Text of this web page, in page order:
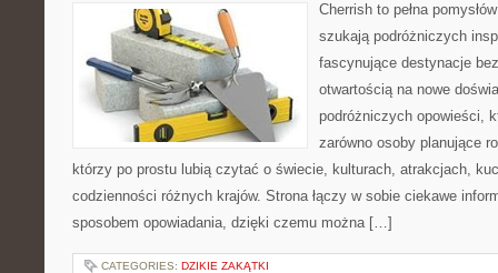
Cherrish to pełna
szukają podróżniczych
fascynujące destynacje
otwartością na nowe
podróżniczych opowieści,
zarówno osoby planujące
którzy po prostu lubią czytać o świecie, kulturach, atrakcjach,
codzienności różnych krajów. Strona łączy w sobie ciekawe
sposobem opowiadania, dzięki czemu można […]
CATEGORIES: DZIKIE ZAKĄTKI